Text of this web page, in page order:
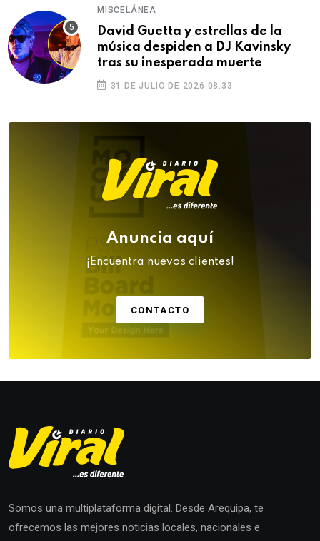
MISCELÁNEA
David Guetta y estrellas de la
música despiden a DJ Kavinsky
tras su inesperada muerte
31 DE JULIO DE 2026 08:33
Anuncia aquí
¡Encuentra nuevos clientes!
CONTACTO
Somos una multiplataforma digital. Desde Arequipa, te
ofrecemos las mejores noticias locales, nacionales e